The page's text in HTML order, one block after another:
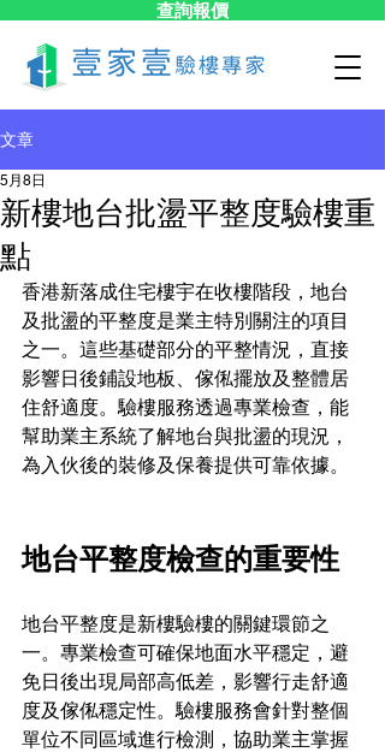
查詢報價
文章
新樓地台批盪平整度驗樓重
點
5月8日
香港新落成住宅樓宇在收樓階段，地台
及批盪的平整度是業主特別關注的項目
之一。這些基礎部分的平整情況，直接
影響日後鋪設地板、傢俬擺放及整體居
住舒適度。驗樓服務透過專業檢查，能
幫助業主系統了解地台與批盪的現況，
為入伙後的裝修及保養提供可靠依據。
地台平整度檢查的重要性
地台平整度是新樓驗樓的關鍵環節之
一。專業檢查可確保地面水平穩定，避
免日後出現局部高低差，影響行走舒適
度及傢俬穩定性。驗樓服務會針對整個
單位不同區域進行檢測，協助業主掌握